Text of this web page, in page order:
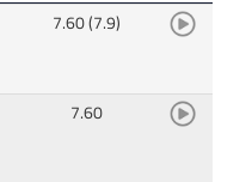
7.60 (7.9)
7.60